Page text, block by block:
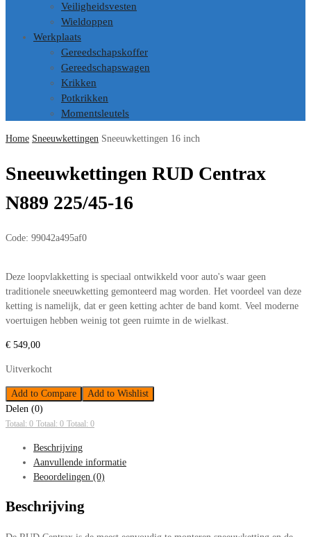
Veiligheidsvesten
Wieldoppen
Werkplaats
Gereedschapskoffer
Gereedschapswagen
Krikken
Potkrikken
Momentsleutels
Home Sneeuwkettingen Sneeuwkettingen 16 inch
Sneeuwkettingen RUD Centrax
N889 225/45-16
Code: 99042a495af0
Deze loopvlakketting is speciaal ontwikkeld voor auto's waar geen
traditionele sneeuwketting gemonteerd mag worden. Het voordeel van deze
ketting is namelijk, dat er geen ketting achter de band komt. Veel moderne
voertuigen hebben weinig tot geen ruimte in de wielkast.
€ 549,00
Uitverkocht
Add to Compare
Add to Wishlist
Delen (0)
Totaal: 0 Totaal: 0 Totaal: 0
Beschrijving
Aanvullende informatie
Beoordelingen (0)
Beschrijving